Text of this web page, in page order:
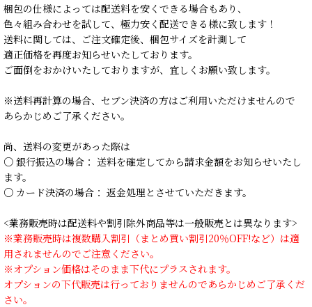
梱包の仕様によっては配送料を安くできる場合もあり、
色々組み合わせを試して、極力安く配送できる様に致します！
送料に関しては、ご注文確定後、梱包サイズを計測して
適正価格を再度お知らせいたしております。
ご面倒をおかけいたしておりますが、宜しくお願い致します。
※送料再計算の場合、セブン決済の方はご利用いただけませんので
あらかじめご了承ください。
尚、送料の変更があった際は
○ 銀行振込の場合： 送料を確定してから請求金額をお知らせいたし
ます。
○ カード決済の場合： 返金処理とさせていただきます。
<業務販売時は配送料や割引除外商品等は一般販売とは異なります>
※業務販売時は複数購入割引（まとめ買い割引20％OFF!など）は適
用されませんのでご注意ください。
※オプション価格はそのまま下代にプラスされます。
オプションの下代販売は行っておりませんのであらかじめご了承くだ
さい。